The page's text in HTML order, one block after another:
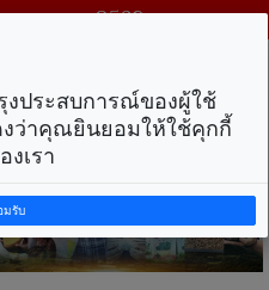
คม พ.ศ. 2569
งประสบการณ์ของผู้ใช้
งว่าคุณยินยอมให้ใช้คุกกี้
เรา
มรับ